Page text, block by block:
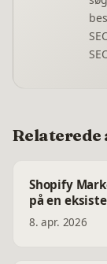
Shopify
på en
8. apr. 2026